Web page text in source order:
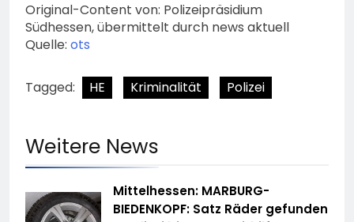
Original-Content von: Polizeipräsidium
Südhessen, übermittelt durch news aktuell
Quelle: ots
Tagged: HE Kriminalität Polizei
Weitere News
Mittelhessen: MARBURG-
BIEDENKOPF: Satz Räder gefunden